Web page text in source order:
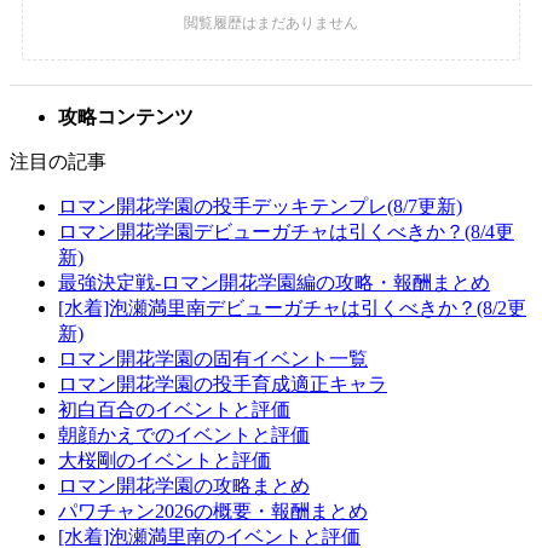
攻略コンテンツ
注目の記事
ロマン開花学園の投手デッキテンプレ(8/7更新)
ロマン開花学園デビューガチャは引くべきか？(8/4更
新)
最強決定戦-ロマン開花学園編の攻略・報酬まとめ
[水着]泡瀬満里南デビューガチャは引くべきか？(8/2更
新)
ロマン開花学園の固有イベント一覧
ロマン開花学園の投手育成適正キャラ
初白百合のイベントと評価
朝顔かえでのイベントと評価
大桜剛のイベントと評価
ロマン開花学園の攻略まとめ
パワチャン2026の概要・報酬まとめ
[水着]泡瀬満里南のイベントと評価